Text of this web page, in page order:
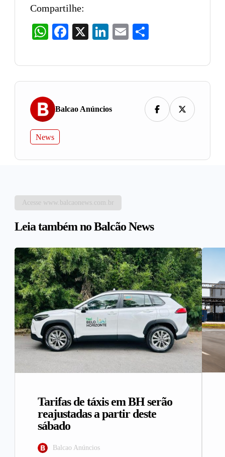
Compartilhe:
WhatsAppFacebook LinkedIn
Email
Balcao Anúncios
News
Acesse www.balcaonews.com.br
Leia também no Balcão News
Tarifas de táxis em BH serão
reajustadas a partir deste
sábado
Balcao Anúncios